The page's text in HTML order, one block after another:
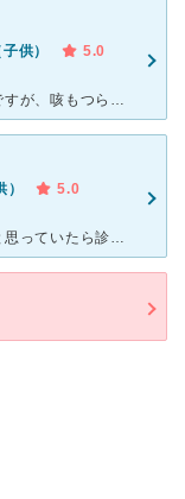
供）
5.0
[症状・来院理由] 風邪の為に来院していたのですが、咳もつらそうでぜぇぜぇしていました。 [医師の診断・治療法] 咳の出方が喘息気味であり、同じ症状が3度でた為小児喘息と診断されました。特に大き
5.0
[症状・来院理由] 前日から咳が出ておかしいと思っていたら診察当日から高熱が出て、気が付いたのが診療開始時間が しばらくすぎていたので混雑が予想されましたが携帯電話から予約状況がわかり、待ち時間ま